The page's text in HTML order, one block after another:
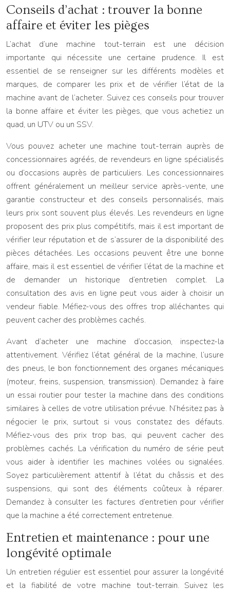
Conseils d’achat : trouver la bonne
affaire et éviter les pièges
L’achat d’une machine tout-terrain est une décision
importante qui nécessite une certaine prudence. Il est
essentiel de se renseigner sur les différents modèles et
marques, de comparer les prix et de vérifier l’état de la
machine avant de l’acheter. Suivez ces conseils pour trouver
la bonne affaire et éviter les pièges, que vous achetiez un
quad, un UTV ou un SSV.
Vous pouvez acheter une machine tout-terrain auprès de
concessionnaires agréés, de revendeurs en ligne spécialisés
ou d’occasions auprès de particuliers. Les concessionnaires
offrent généralement un meilleur service après-vente, une
garantie constructeur et des conseils personnalisés, mais
leurs prix sont souvent plus élevés. Les revendeurs en ligne
proposent des prix plus compétitifs, mais il est important de
vérifier leur réputation et de s’assurer de la disponibilité des
pièces détachées. Les occasions peuvent être une bonne
affaire, mais il est essentiel de vérifier l’état de la machine et
de demander un historique d’entretien complet. La
consultation des avis en ligne peut vous aider à choisir un
vendeur fiable. Méfiez-vous des offres trop alléchantes qui
peuvent cacher des problèmes cachés.
Avant d’acheter une machine d’occasion, inspectez-la
attentivement. Vérifiez l’état général de la machine, l’usure
des pneus, le bon fonctionnement des organes mécaniques
(moteur, freins, suspension, transmission). Demandez à faire
un essai routier pour tester la machine dans des conditions
similaires à celles de votre utilisation prévue. N’hésitez pas à
négocier le prix, surtout si vous constatez des défauts.
Méfiez-vous des prix trop bas, qui peuvent cacher des
problèmes cachés. La vérification du numéro de série peut
vous aider à identifier les machines volées ou signalées.
Soyez particulièrement attentif à l’état du châssis et des
suspensions, qui sont des éléments coûteux à réparer.
Demandez à consulter les factures d’entretien pour vérifier
que la machine a été correctement entretenue.
Entretien et maintenance : pour une
longévité optimale
Un entretien régulier est essentiel pour assurer la longévité
et la fiabilité de votre machine tout-terrain. Suivez les